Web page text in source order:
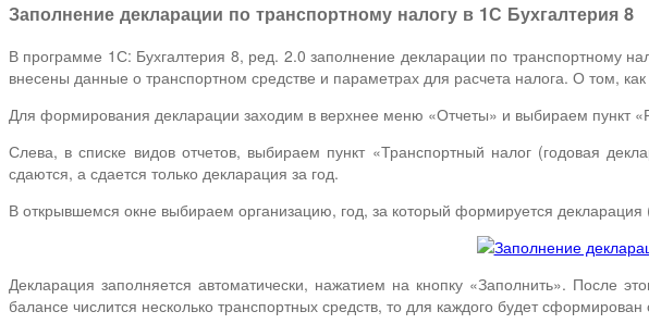
Заполнение декларации по транспортному налогу в 1С Бухгалтерия 8
В программе 1С: Бухгалтерия 8, ред. 2.0 заполнение декларации по транспортному
внесены данные о транспортном средстве и параметрах для расчета налога. О том, как
Для формирования декларации заходим в верхнее меню «Отчеты» и выбираем пункт
Слева, в списке видов отчетов, выбираем пункт «Транспортный налог (годовая
сдаются, а сдается только декларация за год.
В открывшемся окне выбираем организацию, год, за который формируется
Декларация заполняется автоматически, нажатием на кнопку «Заполнить». После
балансе числится несколько транспортных средств, то для каждого будет